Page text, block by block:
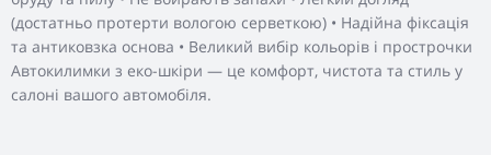
(достатньо протерти вологою серветкою) • Надійна фіксація
та антиковзка основа • Великий вибір кольорів і прострочки
Автокилимки з еко-шкіри — це комфорт, чистота та стиль у
салоні вашого автомобіля.